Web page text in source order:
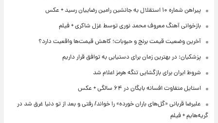
پیراهن شماره ۱۰ استقلال به جانشین رامین رضاییان رسید + عکس
بازخوانی آهنگ معروف محمد نوری توسط غزل شاکری + فیلم
آخرین وضعیت قیمت برنج و حبوبات؛ کاهش قیمت‌ها واقعیت دارد؟
پزشکیان: در بهترین زمان برای دستیابی به توافق قرار داریم
شروط ایران برای بازگشایی تنگه هرمز اعلام شد
استایل متفاوت افسانه بایگان در ۶۴ سالگی + عکس
علیرضا قربانی «گل‌های باران خورده» را خواند/ رفتی و بعد از تو دنیا غرق شد در
گریه‌هایم + فیلم